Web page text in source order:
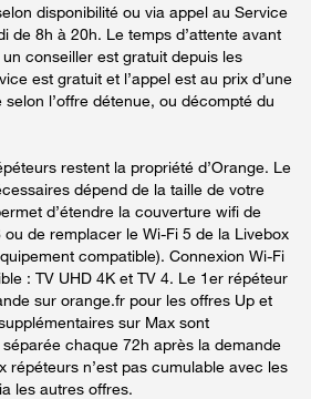
disponibilité ou via appel au Service
de 8h à 20h. Le temps d’attente avant
conseiller est gratuit depuis les
est gratuit et l’appel est au prix d’une
l’offre détenue, ou décompté du
restent la propriété d’Orange. Le
dépend de la taille de votre
d’étendre la couverture wifi de
de remplacer le Wi-Fi 5 de la Livebox
compatible). Connexion Wi-Fi
: TV UHD 4K et TV 4. Le 1er répéteur
sur orange.fr pour les offres Up et
sur Max sont
chaque 72h après la demande
répéteurs n’est pas cumulable avec les
les autres offres.